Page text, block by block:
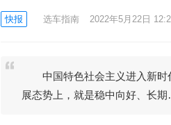
快报 选车指南 2022年5月22日
中国特色社会主义进入新时
展态势上，就是稳中向好、长